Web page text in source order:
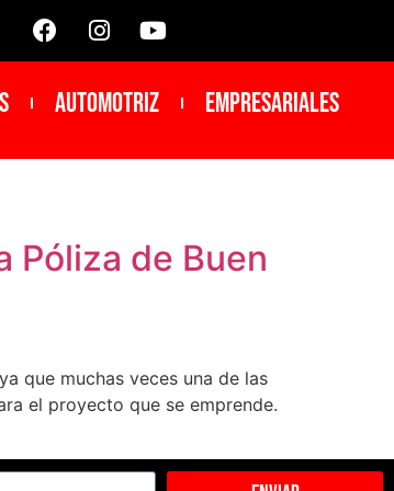
Automotriz Empresariales
Póliza de Buen
que muchas veces una de las
el proyecto que se emprende.